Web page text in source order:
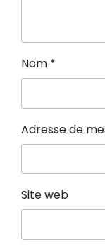
Nom *
Adresse de
Site web